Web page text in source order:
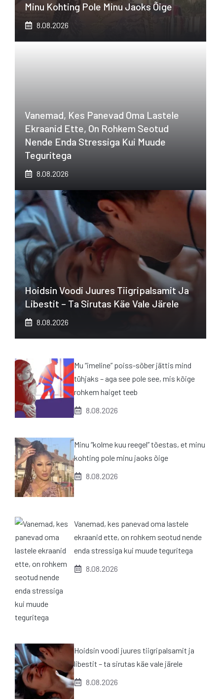
Minu Kohting Pole Minu Jaoks Õige
8.08.2026
Vanemad, Kes Panevad Oma Lastele
Ekraanid Ette, On Rohkem Seotud
Nende Enda Stressiga Kui Muude
Teguritega
8.08.2026
Hoidsin Voodi Juures Tiigripalsamit Ja
Libestit – Ta Sirutas Käe Vale Järele
8.08.2026
Mu “imeline” poiss-sõber jättis mind
tühjaks – aga see pole see, mis kõige
rohkem haiget teeb
8.08.2026
Minu “kolme kuu reegel” tõestas, et minu
kohting pole minu jaoks õige
8.08.2026
Vanemad, kes panevad oma lastele
ekraanid ette, on rohkem seotud nende
enda stressiga kui muude teguritega
8.08.2026
Hoidsin voodi juures tiigripalsamit ja
libestit – ta sirutas käe vale järele
8.08.2026